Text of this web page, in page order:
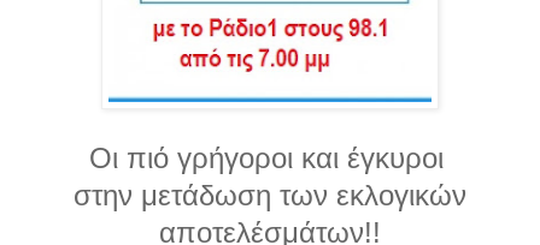
Οι πιό γρήγοροι και έγκυροι
στην μετάδωση των εκλογικών
αποτελέσμάτων!!